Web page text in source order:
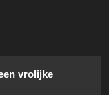
vrolijke